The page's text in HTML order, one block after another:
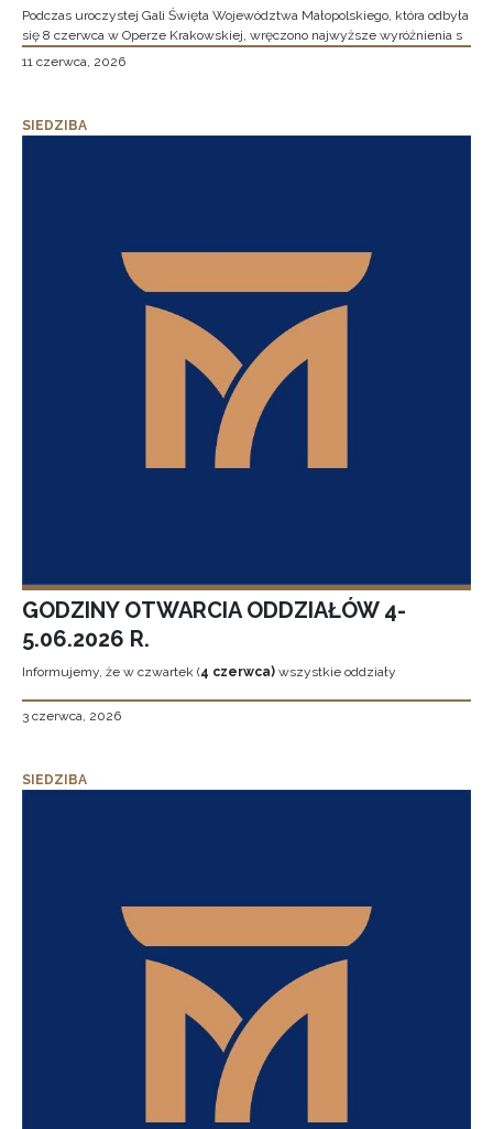
Podczas uroczystej Gali Święta Województwa Małopolskiego, która odbyła
się 8 czerwca w Operze Krakowskiej, wręczono najwyższe wyróżnienia s
11 czerwca, 2026
SIEDZIBA
GODZINY OTWARCIA ODDZIAŁÓW 4-
5.06.2026 R.
Informujemy, że w czwartek (4 czerwca) wszystkie oddziały
3 czerwca, 2026
SIEDZIBA